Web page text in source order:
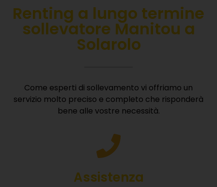
Renting a lungo termine
sollevatore Manitou a
Solarolo
Come esperti di sollevamento vi offriamo un
servizio molto preciso e completo che risponderà
bene alle vostre necessità.
Assistenza